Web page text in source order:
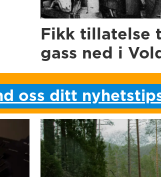
Fikk tillatelse
gass ned i
oss ditt